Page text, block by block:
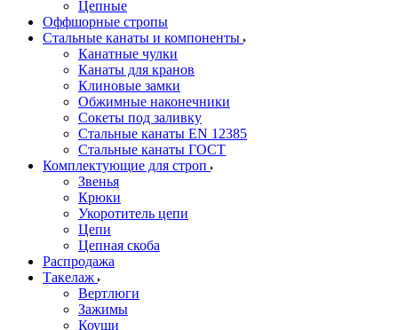
Цепные
Оффшорные стропы
Стальные канаты и компоненты
Канатные чулки
Канаты для кранов
Клиновые замки
Обжимные наконечники
Сокеты под заливку
Стальные канаты EN 12385
Стальные канаты ГОСТ
Комплектующие для строп
Звенья
Крюки
Укоротитель цепи
Цепи
Цепная скоба
Распродажа
Такелаж
Вертлюги
Зажимы
Коуши